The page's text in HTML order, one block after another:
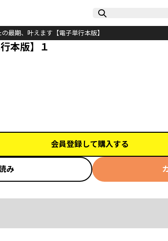
最期、叶えます【電子単行本版】
本版】１
会員登録して購入する
み